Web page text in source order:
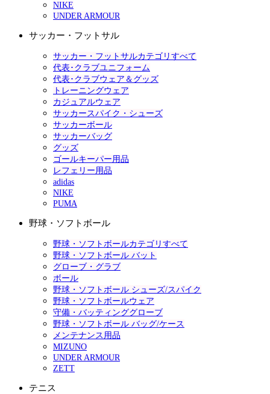
NIKE
UNDER ARMOUR
サッカー・フットサル
サッカー・フットサルカテゴリすべて
代表･クラブユニフォーム
代表･クラブウェア＆グッズ
トレーニングウェア
カジュアルウェア
サッカースパイク・シューズ
サッカーボール
サッカーバッグ
グッズ
ゴールキーパー用品
レフェリー用品
adidas
NIKE
PUMA
野球・ソフトボール
野球・ソフトボールカテゴリすべて
野球・ソフトボール バット
グローブ・グラブ
ボール
野球・ソフトボール シューズ/スパイク
野球・ソフトボールウェア
守備・バッティンググローブ
野球・ソフトボール バッグ/ケース
メンテナンス用品
MIZUNO
UNDER ARMOUR
ZETT
テニス